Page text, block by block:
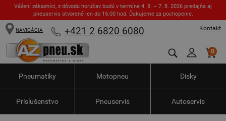
Vážení zákazníci, z dôvodu horúčav budú v termíne 4. 8. – 7. 8. 2026 predajňa aj
pneuservis otvorené len do 15:00 hod. Ďakujeme za pochopenie.
Kontakt
NAVIGÁCIA +421 2 6820 6080
0
Pneumatiky Motopneu Disky
Príslušenstvo Pneuservis Autoservis